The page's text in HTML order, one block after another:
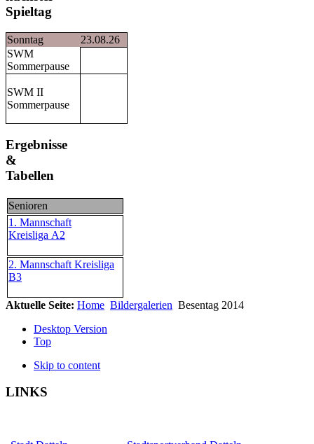
Spieltag
Sonntag
23.08.26
SWM
Sommerpause
SWM II
Sommerpause
Ergebnisse
&
Tabellen
Senioren
1. Mannschaft
Kreisliga A2
2. Mannschaft Kreisliga
B3
Aktuelle Seite: Home Bildergalerien Besentag 2014
Desktop Version
Top
Skip to content
LINKS